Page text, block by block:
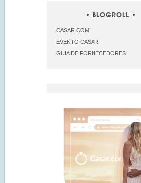
BLOGROLL
CASAR.COM
EVENTO CASAR
GUIA DE FORNECEDORES